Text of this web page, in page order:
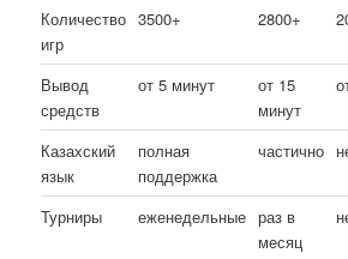
Количество
игр
3500+ 2800+
Вывод
средств
от 5 минут
от 15
минут
Казахский
язык
полная
поддержка
частично
Турниры еженедельные раз в
месяц